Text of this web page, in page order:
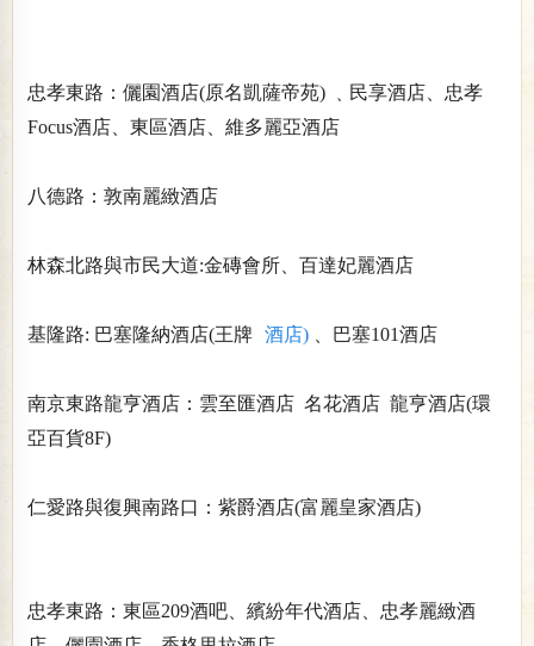
忠孝東路：儷園酒店(原名凱薩帝苑) ﹑民享酒店、忠孝
Focus酒店、東區酒店、維多麗亞酒店
八德路：敦南麗緻酒店
林森北路與市民大道:金磚會所、百達妃麗酒店
基隆路: 巴塞隆納酒店(王牌 酒店) 、巴塞101酒店
南京東路龍亨酒店：雲至匯酒店 名花酒店 龍亨酒店(環
亞百貨8F)
仁愛路與復興南路口：紫爵酒店(富麗皇家酒店)
忠孝東路：東區209酒吧、繽紛年代酒店、忠孝麗緻酒